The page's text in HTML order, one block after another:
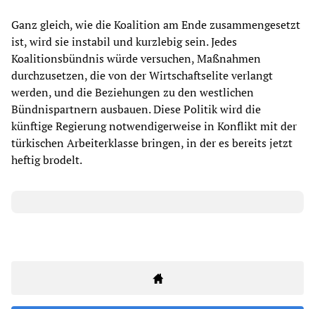
Ganz gleich, wie die Koalition am Ende zusammengesetzt
ist, wird sie instabil und kurzlebig sein. Jedes
Koalitionsbündnis würde versuchen, Maßnahmen
durchzusetzen, die von der Wirtschaftselite verlangt
werden, und die Beziehungen zu den westlichen
Bündnispartnern ausbauen. Diese Politik wird die
künftige Regierung notwendigerweise in Konflikt mit der
türkischen Arbeiterklasse bringen, in der es bereits jetzt
heftig brodelt.